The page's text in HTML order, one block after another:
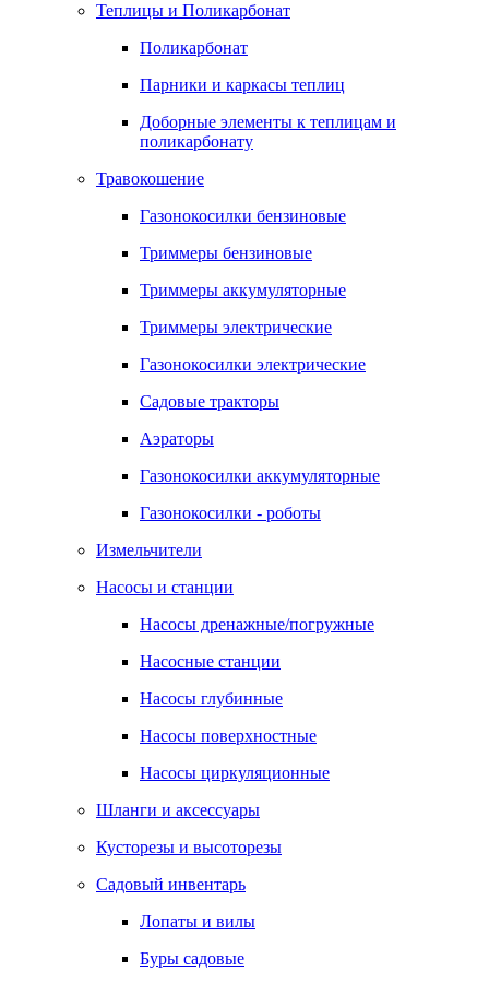
Теплицы и Поликарбонат
Поликарбонат
Парники и каркасы теплиц
Доборные элементы к теплицам и
поликарбонату
Травокошение
Газонокосилки бензиновые
Триммеры бензиновые
Триммеры аккумуляторные
Триммеры электрические
Газонокосилки электрические
Садовые тракторы
Аэраторы
Газонокосилки аккумуляторные
Газонокосилки - роботы
Измельчители
Насосы и станции
Насосы дренажные/погружные
Насосные станции
Насосы глубинные
Насосы поверхностные
Насосы циркуляционные
Шланги и аксессуары
Кусторезы и высоторезы
Садовый инвентарь
Лопаты и вилы
Буры садовые